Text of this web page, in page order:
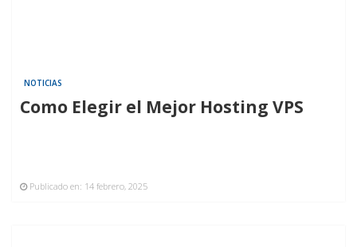
NOTICIAS
Como Elegir el Mejor Hosting VPS
Publicado en: 14 febrero, 2025